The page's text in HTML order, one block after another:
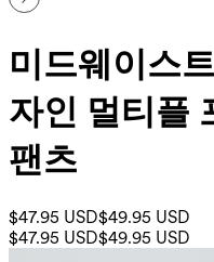
미드웨이스
자인 멀티플
팬츠
$47.95 USD$49.95 USD
$47.95 USD$49.95 USD